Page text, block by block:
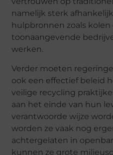
namelijk sterk
hulpbronnen zoals kolen
toonaangevende
werken.
Verder moeten
ook een effectief beleid
veilige recycling
aan het einde van hun
verantwoorde wijze
worden ze vaak nog
achtergelaten in
kunnen ze grote